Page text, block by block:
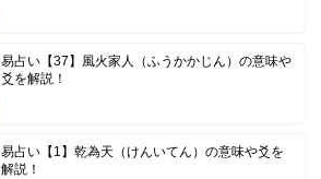
易占い【37】風火家人（ふうかかじん）の意味や
爻を解説！
易占い【1】乾為天（けんいてん）の意味や爻を
解説！